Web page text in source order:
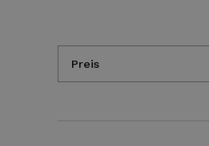
Preis